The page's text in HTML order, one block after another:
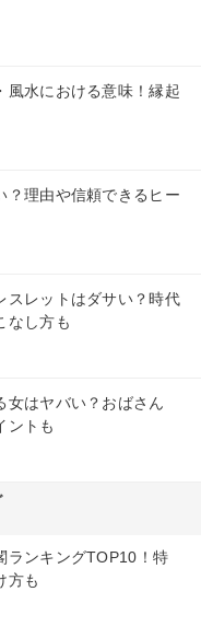
風水における意味！縁起
？理由や信頼できるヒー
スレットはダサい？時代
なし方も
女はヤバい？おばさん
ントも
ランキングTOP10！特
方も